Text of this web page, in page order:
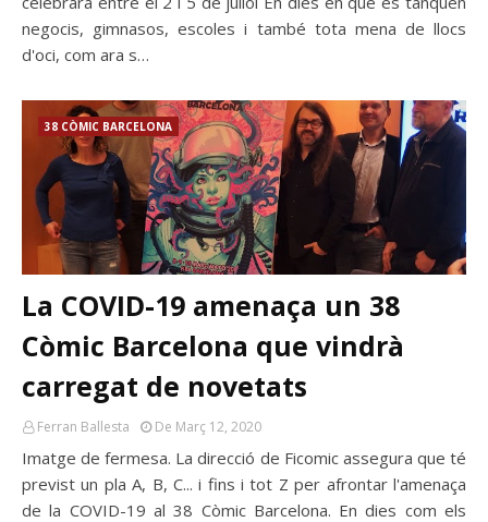
negocis, gimnasos, escoles i també tota mena de llocs
d'oci, com ara s…
38 CÒMIC BARCELONA
La COVID-19 amenaça un 38
Còmic Barcelona que vindrà
carregat de novetats
Ferran Ballesta De Març 12, 2020
Imatge de fermesa. La direcció de Ficomic assegura que té
previst un pla A, B, C... i fins i tot Z per afrontar l'amenaça
de la COVID-19 al 38 Còmic Barcelona. En dies com els